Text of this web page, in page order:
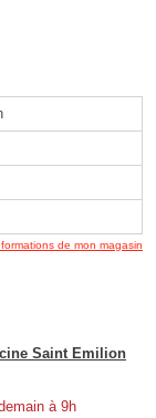
de mon magasin
Saint Emilion
à 9h